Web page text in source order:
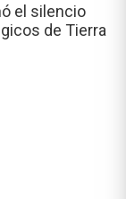
el silencio
de Tierra